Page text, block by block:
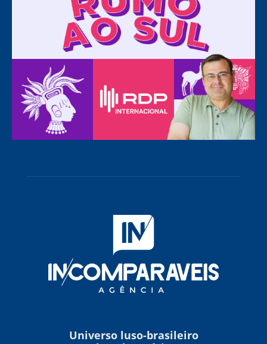
Universo luso-brasileiro